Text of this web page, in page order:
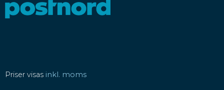
Priser visas inkl. moms